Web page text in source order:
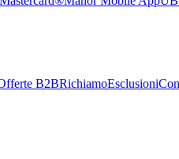
B2BRichiamoEsclusioni